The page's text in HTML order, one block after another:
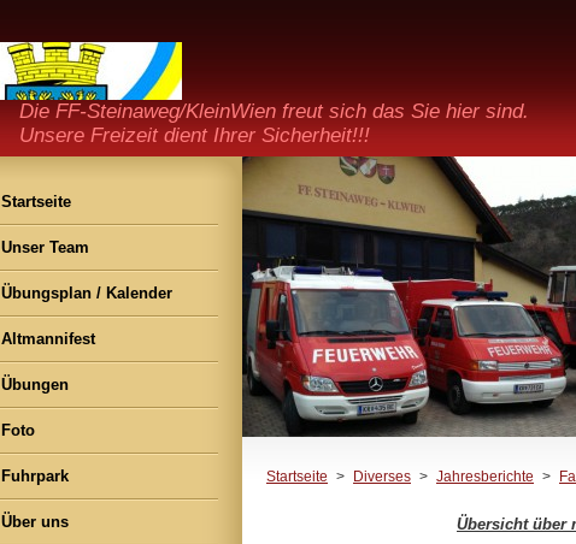
Die FF-Steinaweg/KleinWien freut sich das Sie hier sind.
Unsere Freizeit dient Ihrer Sicherheit!!!
Startseite > Diverses > Jahresberichte >
Übersicht über
Startseite
Unser Team
Übungsplan / Kalender
Altmannifest
Übungen
Foto
Fuhrpark
Über uns